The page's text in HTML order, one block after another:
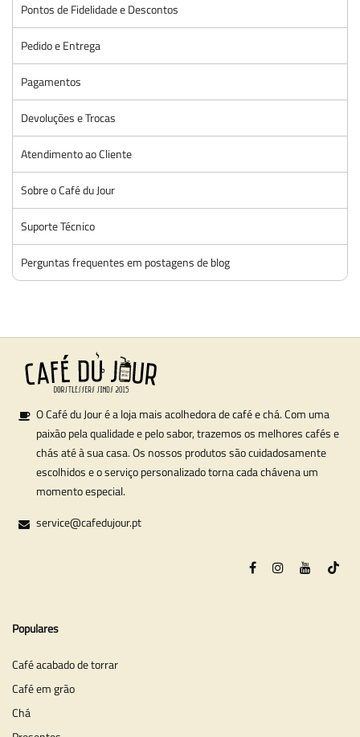
Pontos de Fidelidade e Descontos
Pedido e Entrega
Pagamentos
Devoluções e Trocas
Atendimento ao Cliente
Sobre o Café du Jour
Suporte Técnico
Perguntas frequentes em postagens de blog
O Café du Jour é a loja mais acolhedora de café e chá. Com uma
paixão pela qualidade e pelo sabor, trazemos os melhores cafés e
chás até à sua casa. Os nossos produtos são cuidadosamente
escolhidos e o serviço personalizado torna cada chávena um
momento especial.
service@cafedujour.pt
Populares
Café acabado de torrar
Café em grão
Chá